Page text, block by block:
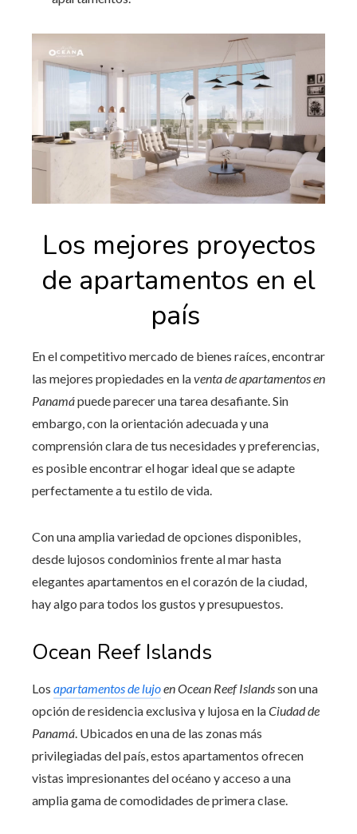
Los mejores proyectos
de apartamentos en el
país
En el competitivo mercado de bienes raíces, encontrar
las mejores propiedades en laventa de apartamentos en
Panamápuede parecer una tarea desafiante. Sin
embargo, con la orientación adecuada y una
comprensión clara de tus necesidades y preferencias,
es posible encontrar el hogar ideal que se adapte
perfectamente a tu estilo de vida.
Con una amplia variedad de opciones disponibles,
desde lujosos condominios frente al mar hasta
elegantes apartamentos en el corazón de la ciudad,
hay algo para todos los gustos y presupuestos.
Ocean Reef Islands
Los apartamentos de lujoen Ocean Reef Islandsson una
opción de residencia exclusiva y lujosa en laCiudad de
Panamá. Ubicados en una de las zonas más
privilegiadas del país, estos apartamentos ofrecen
vistas impresionantes del océano y acceso a una
amplia gama de comodidades de primera clase.